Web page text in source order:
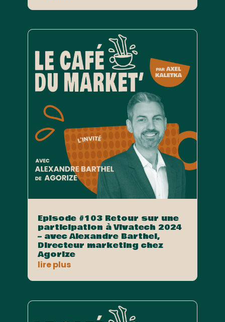
Episode #103 Retour sur une
participation à Vivatech 2024
– avec Alexandre Barthel,
Directeur marketing chez
Agorize
lire plus